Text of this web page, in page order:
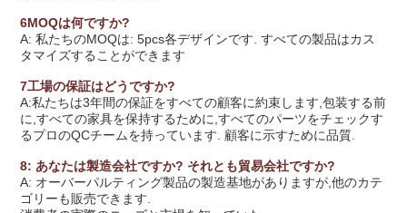
6MOQは何ですか?
A: 私たちのMOQは: 5pcs各デザインです. すべての製品はカス
タマイズすることができます
7工場の保証はどうですか?
A:私たちは3年間の保証をすべての顧客に約束します,包装する前
に,すべての家具を保持するために,すべてのパーツをチェックす
るプロのQCチームを持っています. 顧客に示すために品質.
8: あなたは製造会社ですか? それとも貿易会社ですか?
A: オーバーパルティング製品の製造基地がありますが,他のカテ
ゴリーも販売できます.